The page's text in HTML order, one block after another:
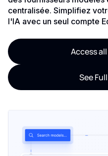
centralisée. Simplifiez
l'IA avec un seul compte
Access
See